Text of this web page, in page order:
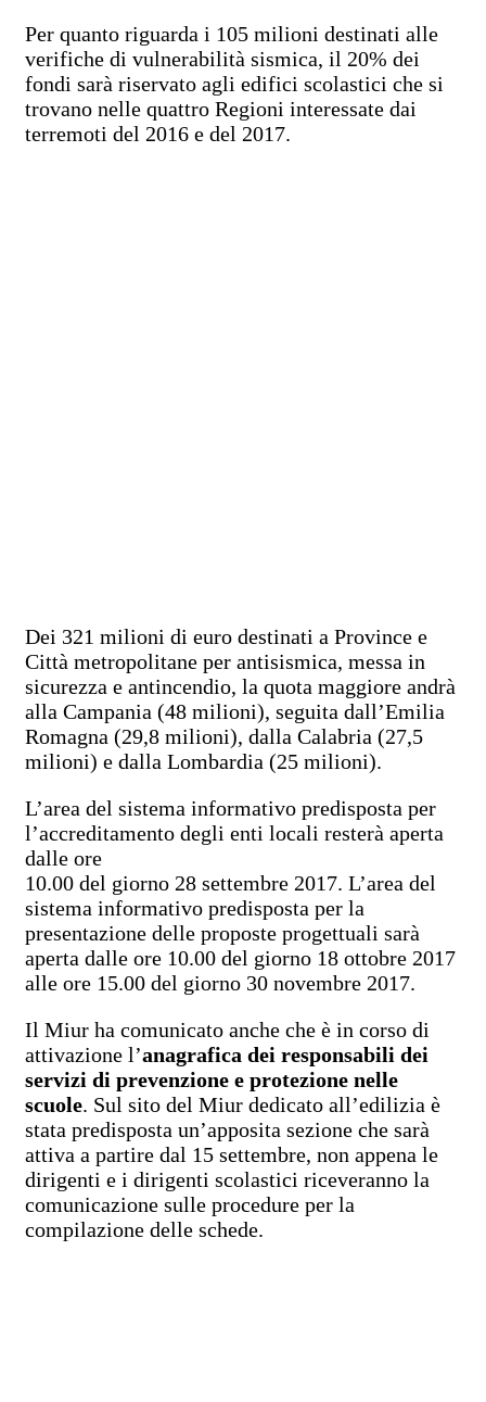
Per quanto riguarda i 105 milioni destinati alle
verifiche di vulnerabilità sismica, il 20% dei
fondi sarà riservato agli edifici scolastici che si
trovano nelle quattro Regioni interessate dai
terremoti del 2016 e del 2017.
Dei 321 milioni di euro destinati a Province e
Città metropolitane per antisismica, messa in
sicurezza e antincendio, la quota maggiore andrà
alla Campania (48 milioni), seguita dall’Emilia
Romagna (29,8 milioni), dalla Calabria (27,5
milioni) e dalla Lombardia (25 milioni).
L’area del sistema informativo predisposta per
l’accreditamento degli enti locali resterà aperta
dalle ore
10.00 del giorno 28 settembre 2017. L’area del
sistema informativo predisposta per la
presentazione delle proposte progettuali sarà
aperta dalle ore 10.00 del giorno 18 ottobre 2017
alle ore 15.00 del giorno 30 novembre 2017.
Il Miur ha comunicato anche che è in corso di
attivazione l’anagrafica dei responsabili dei
servizi di prevenzione e protezione nelle
scuole. Sul sito del Miur dedicato all’edilizia è
stata predisposta un’apposita sezione che sarà
attiva a partire dal 15 settembre, non appena le
dirigenti e i dirigenti scolastici riceveranno la
comunicazione sulle procedure per la
compilazione delle schede.